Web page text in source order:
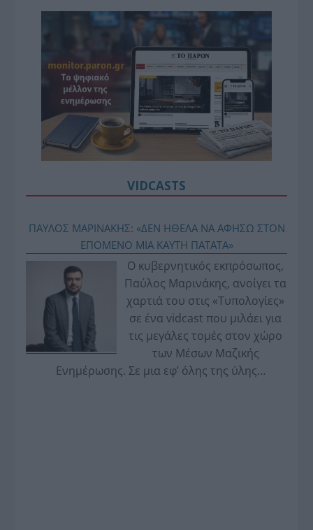
VIDCASTS
ΠΑΥΛΟΣ ΜΑΡΙΝΑΚΗΣ: «ΔΕΝ ΗΘΕΛΑ ΝΑ ΑΦΗΣΩ ΣΤΟΝ
ΕΠΟΜΕΝΟ ΜΙΑ ΚΑΥΤΗ ΠΑΤΑΤΑ»
Ο κυβερνητικός εκπρόσωπος,
Παύλος Μαρινάκης, ανοίγει τα
χαρτιά του στις «Τυπολογίες»
σε ένα vidcast που μιλάει για
τις μεγάλες τομές στον χώρο
των Μέσων Μαζικής
Ενημέρωσης. Σε μια εφ’ όλης της ύλης